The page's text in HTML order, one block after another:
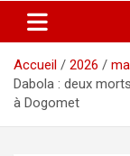
Accueil 2026
Dabola : deux
à Dogomet